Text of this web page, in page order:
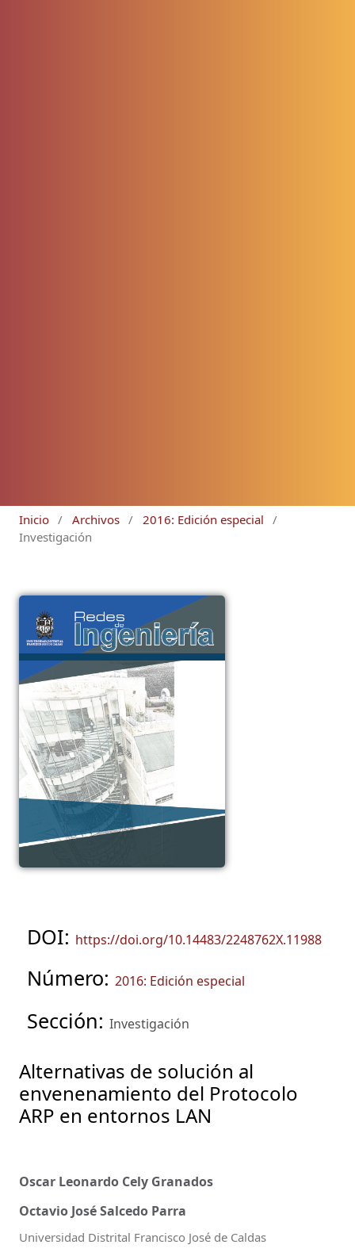
Inicio / Archivos / 2016: Edición especial
/
Investigación
DOI: https://doi.org/10.14483/2248762X.11988
Número: 2016: Edición especial
Sección: Investigación
Alternativas de solución al
envenenamiento del Protocolo
ARP en entornos LAN
Oscar Leonardo Cely Granados
Octavio José Salcedo Parra
Universidad Distrital Francisco José de Caldas